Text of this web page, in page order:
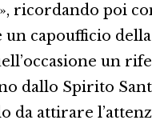
ricordando poi
capoufficio della
un
dallo Spirito
da attirare